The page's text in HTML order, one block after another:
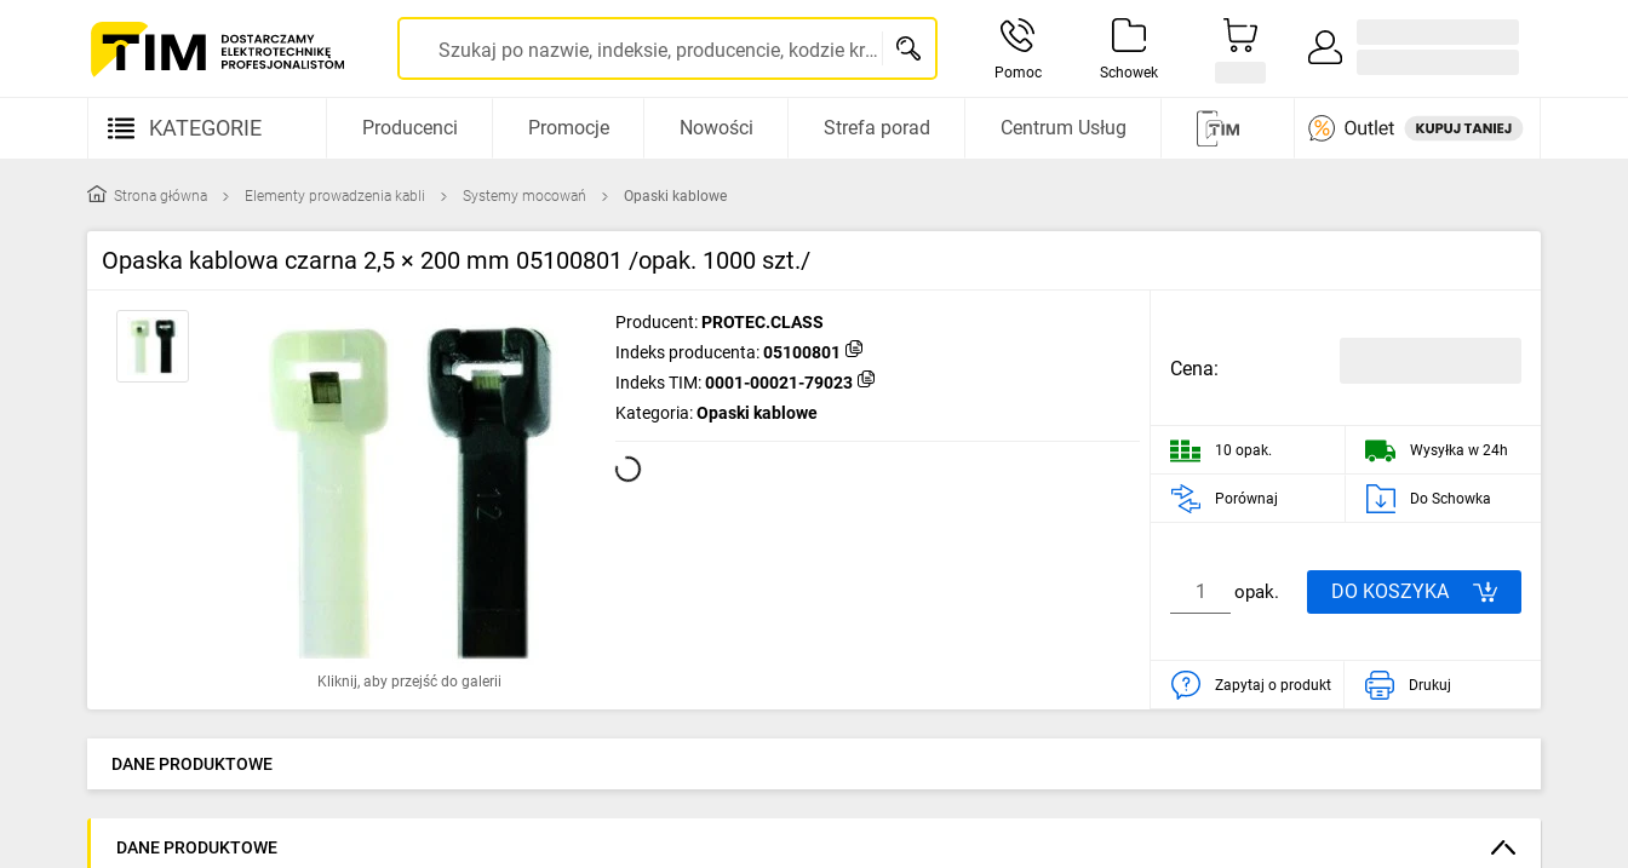
Szukaj po nazwie, indeksie, producencie, kodzie kreskowym...
Pomoc Schowek
KATEGORIE
Kable i przewody
Rozdzielnice i obudowy
Elementy prowadzenia kabli
Fotowoltaika
Ogrzewanie
Elektronarzędzia i mierniki
Producenci Promocje Nowości Strefa porad Centrum Usług
Strona główna Elementy prowadzenia kabli Systemy mocowań Opaski kablowe
Opaska kablowa czarna 2,5 × 200 mm 05100801 /opak. 1000 szt./
Kliknij, aby przejść do galerii
Producent:PROTEC.CLASS
Indeks producenta:05100801
Indeks TIM:0001-00021-79023
Kategoria:Opaski kablowe
Cena:
10 opak. Wysyłka w 24h
Porównaj Do Schowka
opak. DO KOSZYKA
Zapytaj o produkt Drukuj
DANE PRODUKTOWE
DANE PRODUKTOWE